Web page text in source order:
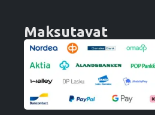
Maksutavat